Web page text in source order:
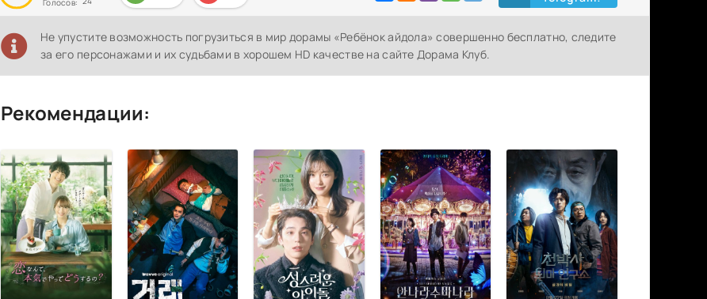
Не упустите возможность погрузиться в мир дорамы «Ребёнок айдола» совершенно бесплатно, следите
за его персонажами и их судьбами в хорошем HD качестве на сайте Дорама Клуб.
Рекомендации: